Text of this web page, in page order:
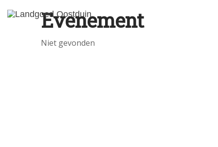
Evenement
Niet gevonden